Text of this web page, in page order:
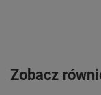
Zobacz